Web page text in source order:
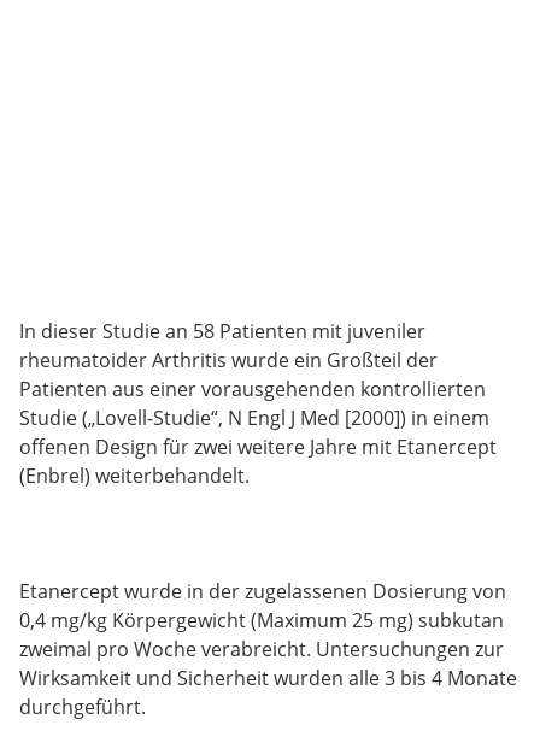
In dieser Studie an 58 Patienten mit juveniler
rheumatoider Arthritis wurde ein Großteil der
Patienten aus einer vorausgehenden kontrollierten
Studie („Lovell-Studie“, N Engl J Med [2000]) in einem
offenen Design für zwei weitere Jahre mit Etanercept
(Enbrel) weiterbehandelt.
Etanercept wurde in der zugelassenen Dosierung von
0,4 mg/kg Körpergewicht (Maximum 25 mg) subkutan
zweimal pro Woche verabreicht. Untersuchungen zur
Wirksamkeit und Sicherheit wurden alle 3 bis 4 Monate
durchgeführt.